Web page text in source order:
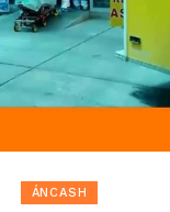
ÁNCASH